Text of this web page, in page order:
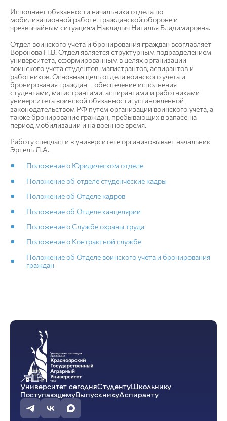
Исполняет обязанности начальника отдела по
мобилизационной работе, гражданской обороне и
чрезвычайным ситуациям Накладыч Наталья Владимировна.
Отдел воинского учёта и бронирования граждан возглавляет
Воронова Н.В. Отдел является структурным подразделением
университета, сформированным в целях организации
воинского учёта студентов, магистрантов, аспирантов и
работников. Основная цель отдела воинского учета и
бронирования граждан – обеспечение исполнения
студентами, магистрантами, аспирантами и работниками
университета воинской обязанности, установленной
законодательством РФ путём организации воинского учёта, а
также бронирование граждан, пребывающих в запасе на
период мобилизации и на военное время.
Работу спецчасти в университете организовывает начальник
Эртель Л.А.
Положение о Юридическом отделе
Положение об отделе студенческие кадры
Положение об Отделе кадров
Положение об Отделе канцелярии
Положение о Службе охраны труда
Положение о Контрактной службе
Положение об Отделе воинского учёта и бронирования
граждан
Университет сегодняСтудентуШкольнику
ПоступающемуВыпускникуАспиранту